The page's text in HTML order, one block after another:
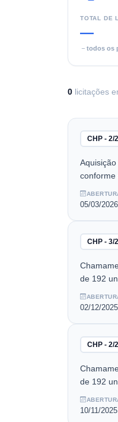
TOTAL DE
—
todos os
0 licitações
CHP - 2/
conforme
05/03/2026
CHP - 3/
de 192
baixa
02/12/2025
CHP - 2/
de 192
baixa
10/11/2025